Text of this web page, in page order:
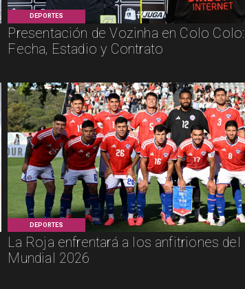
DEPORTES
Presentación de Vozinha en Colo Colo:
Fecha, Estadio y Contrato
DEPORTES
La Roja enfrentará a los anfitriones del
Mundial 2026